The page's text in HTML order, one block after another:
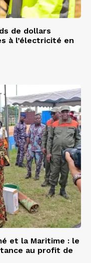
de dollars
à l’électricité en
et la Maritime : le
au profit de